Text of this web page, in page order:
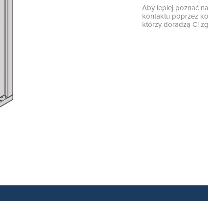
Aby lepiej poznać
kontaktu poprzez
którzy doradzą Ci